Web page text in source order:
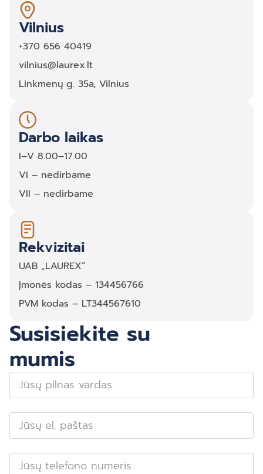
Vilnius
+370 656 40419
vilnius@laurex.lt
Linkmenų g. 35a, Vilnius
Darbo laikas
I–V 8.00–17.00
VI – nedirbame
VII – nedirbame
Rekvizitai
UAB „LAUREX“
Įmonės kodas – 134456766
PVM kodas – LT344567610
Susisiekite su
mumis